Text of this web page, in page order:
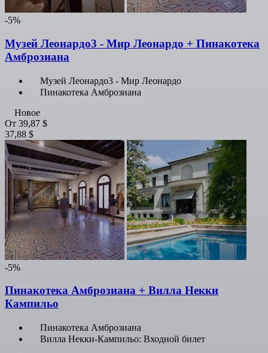
-5%
Музей Леонардо3 - Мир Леонардо + Пинакотека
Амброзиана
Музей Леонардо3 - Мир Леонардо
Пинакотека Амброзиана
Новое
От 39,87 $
37,88 $
-5%
Пинакотека Амброзиана + Вилла Некки
Кампильо
Пинакотека Амброзиана
Вилла Некки-Кампильо: Входной билет